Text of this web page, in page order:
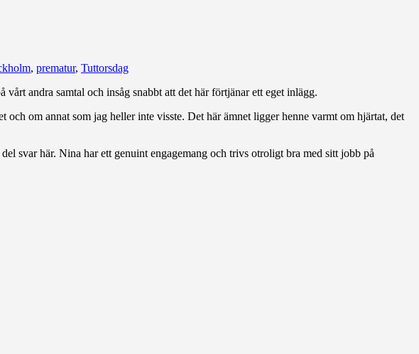
, prematur, Tuttorsdag
andra samtal och insåg snabbt att det här förtjänar ett eget inlägg.
om annat som jag heller inte visste. Det här ämnet ligger henne varmt om hjärtat, det
svar här. Nina har ett genuint engagemang och trivs otroligt bra med sitt jobb på